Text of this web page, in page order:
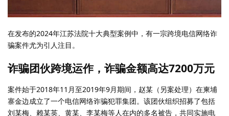
在发布的2024年江苏法院十大典型案例中，有一宗跨境电信网络诈
骗案件尤为引人注目。
诈骗团伙跨境运作，诈骗金额高达7200万元
案件始于2018年11月至2019年9月期间，赵某（另案处理）在柬埔
寨金边成立了一个电信网络诈骗犯罪集团。该团伙组织招募了包括
刘某梅、赖某英、黄某、李某梅等人在内的多名被告，共同实施电